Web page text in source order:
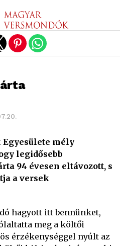
Egyesülete mély
legidősebb
94 évesen eltávozott, s
a versek
hagyott itt bennünket,
meg a költői
érzékenységgel nyúlt az
version